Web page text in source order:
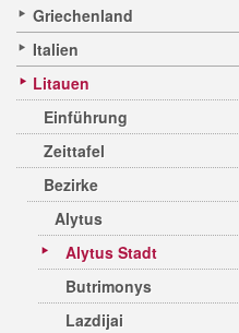
Griechenland
Italien
Litauen
Einführung
Zeittafel
Bezirke
Alytus
Alytus Stadt
Butrimonys
Lazdijai